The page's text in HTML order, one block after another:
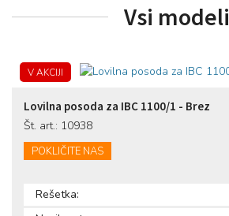
Vsi modeli
V AKCIJI
Lovilna posoda za IBC 1100/1 - Brez
Št. art.: 10938
POKLIČITE NAS
Rešetka: